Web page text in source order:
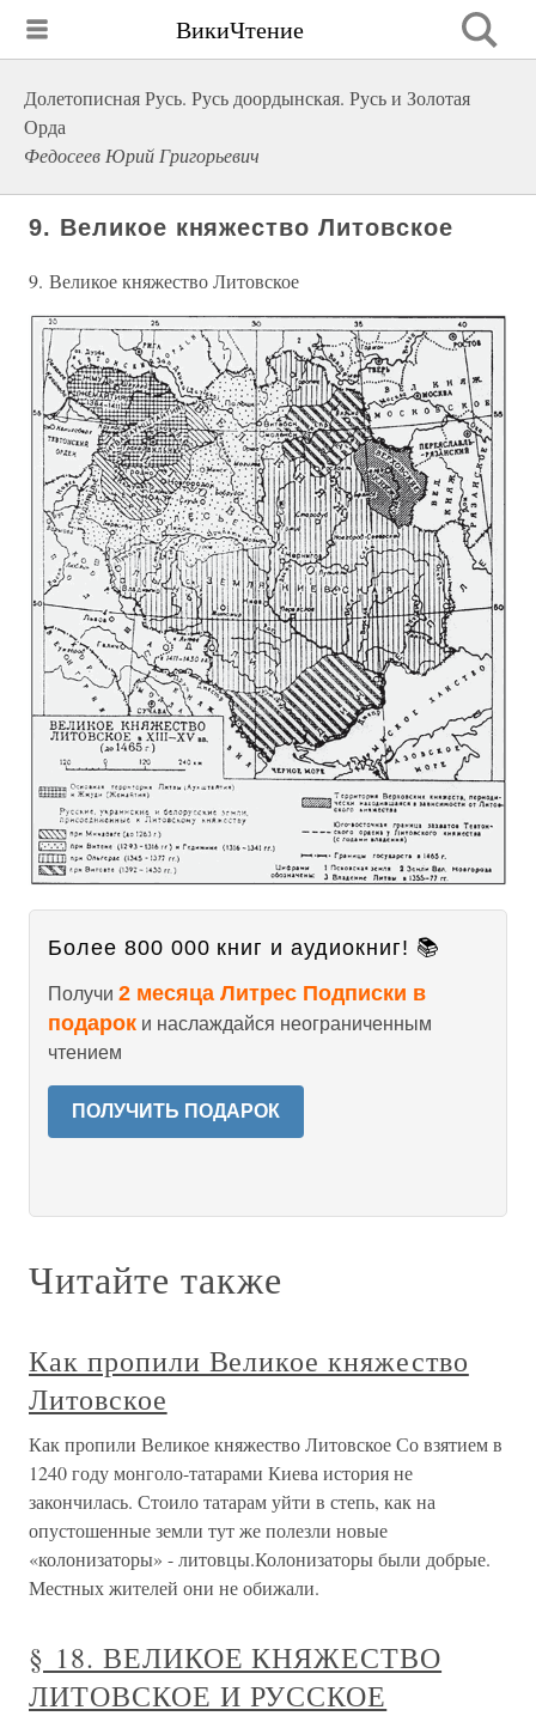
ВикиЧтение
Долетописная Русь. Русь доордынская. Русь и Золотая
Орда
Федосеев Юрий Григорьевич
9. Великое княжество Литовское
9. Великое княжество Литовское
Более 800 000 книг и аудиокниг! 📚
Получи 2 месяца Литрес Подписки в
подарок и наслаждайся неограниченным
чтением
ПОЛУЧИТЬ ПОДАРОК
Читайте также
Как пропили Великое княжество
Литовское
Как пропили Великое княжество Литовское Со взятием в
1240 году монголо-татарами Киева история не
закончилась. Стоило татарам уйти в степь, как на
опустошенные земли тут же полезли новые
«колонизаторы» - литовцы.Колонизаторы были добрые.
Местных жителей они не обижали.
§ 18. ВЕЛИКОЕ КНЯЖЕСТВО
ЛИТОВСКОЕ И РУССКОЕ